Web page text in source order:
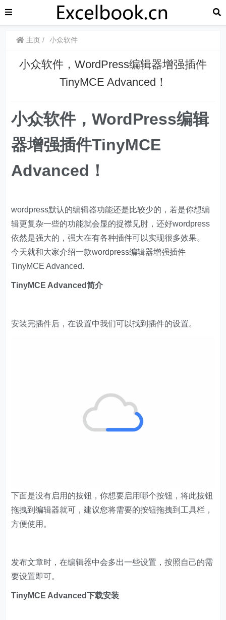
主页 小众软件
小众软件，WordPress编辑器增强插件
TinyMCE Advanced！
小众软件，WordPress编辑
器增强插件TinyMCE
Advanced！
wordpress默认的编辑器功能还是比较少的，若是你想编
辑更复杂一些的功能就会显的捉襟见肘，还好wordpress
依然是强大的，强大在有各种插件可以实现很多效果。
今天就和大家介绍一款wordpress编辑器增强插件
TinyMCE Advanced.
TinyMCE Advanced简介
安装完插件后，在设置中我们可以找到插件的设置。
下面是没有启用的按钮，你想要启用哪个按钮，将此按钮
拖拽到编辑器就可，建议您将需要的按钮拖拽到工具栏，
方便使用。
发布文章时，在编辑器中会多出一些设置，按照自己的需
要设置即可。
TinyMCE Advanced下载安装